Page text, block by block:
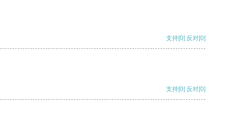
支持[0] 反对[0]
支持[0] 反对[0]